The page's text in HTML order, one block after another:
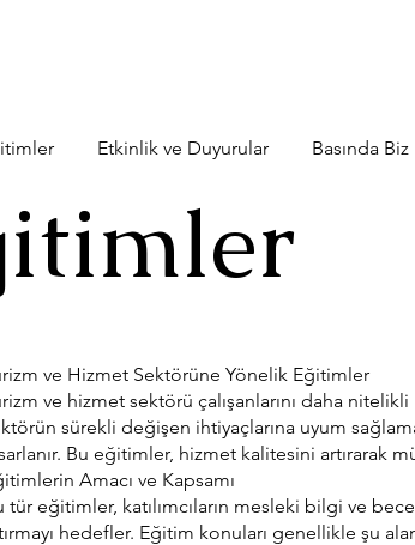
Etkinlik ve Duyurular Basında Biz
ve Hizmet Sektörüne Yönelik Eğitimler
ve hizmet sektörü çalışanlarını daha
sürekli değişen ihtiyaçlarına uyum
Bu eğitimler, hizmet kalitesini artırarak
Amacı ve Kapsamı
tür eğitimler, katılımcıların mesleki bilgi ve
hedefler. Eğitim konuları genellikle şu